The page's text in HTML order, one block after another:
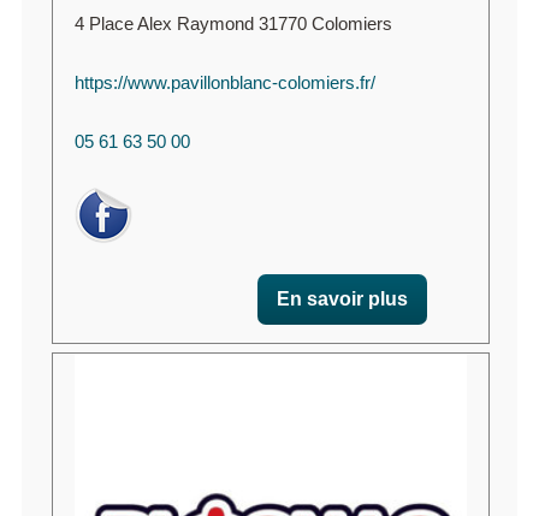
4 Place Alex Raymond 31770 Colomiers
https://www.pavillonblanc-colomiers.fr/
05 61 63 50 00
En savoir plus